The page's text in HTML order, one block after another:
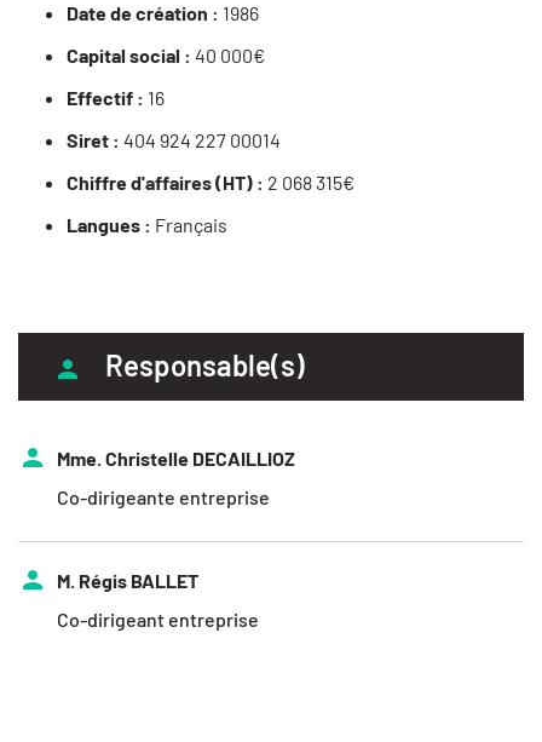
Date de création : 1986
Capital social : 40 000€
Effectif : 16
Siret : 404 924 227 00014
Chiffre d'affaires (HT) : 2 068 315€
Langues : Français
Responsable(s)
Mme. Christelle DECAILLIOZ
Co-dirigeante entreprise
M. Régis BALLET
Co-dirigeant entreprise